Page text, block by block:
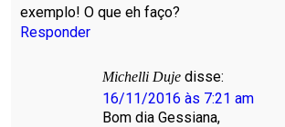
exemplo! O que eh faço?
Responder
Michelli Duje disse:
16/11/2016 às 7:21 am
Bom dia Gessiana,